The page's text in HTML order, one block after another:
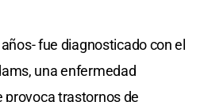
fue diagnosticado con el
una enfermedad
provoca trastornos de